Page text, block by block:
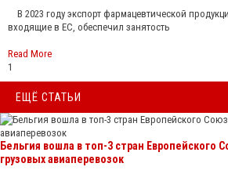
В 2023 году экспорт фармацевтической
входящие в ЕС, обеспечил занятость
Read More
1
ЕЩЁ СТАТЬИ
Бельгия вошла в топ-3 стран Европейского
грузовых авиаперевозок